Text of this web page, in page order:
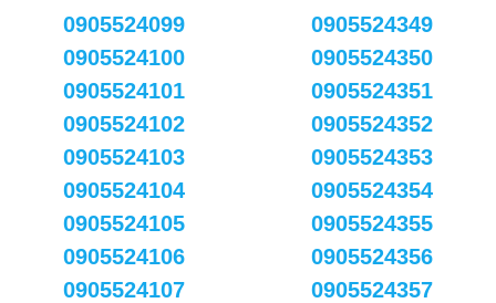
0905524099
0905524100
0905524101
0905524102
0905524103
0905524104
0905524105
0905524106
0905524107
0905524349
0905524350
0905524351
0905524352
0905524353
0905524354
0905524355
0905524356
0905524357